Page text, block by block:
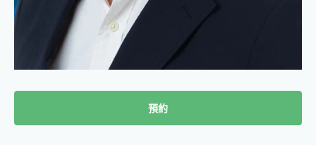
預約